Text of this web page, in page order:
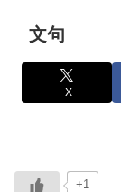
文句
X
+1